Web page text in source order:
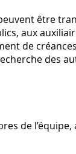
être
aux
de
des
de